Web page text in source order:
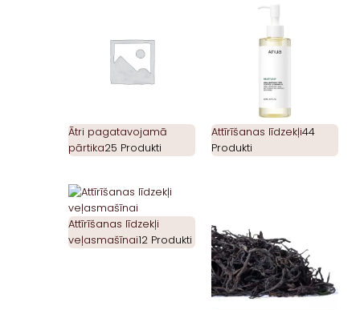
Ātri pagatavojamā
pārtika25 Produkti
Attīrīšanas līdzekļi44
Produkti
Attīrīšanas līdzekļi
veļasmašīnai12 Produkti